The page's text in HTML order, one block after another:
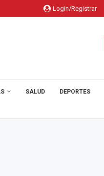
Login/Registrar
SALUD DEPORTES